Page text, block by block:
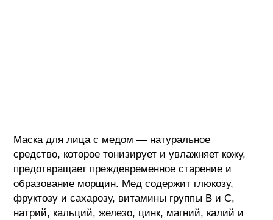
Маска для лица с медом — натуральное
средство, которое тонизирует и увлажняет кожу,
предотвращает преждевременное старение и
образование морщин. Мед содержит глюкозу,
фруктозу и сахарозу, витамины группы B и C,
натрий, кальций, железо, цинк, магний, калий и